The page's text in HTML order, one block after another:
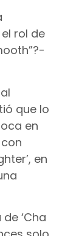
rol de
que lo
en
en
‘Cha